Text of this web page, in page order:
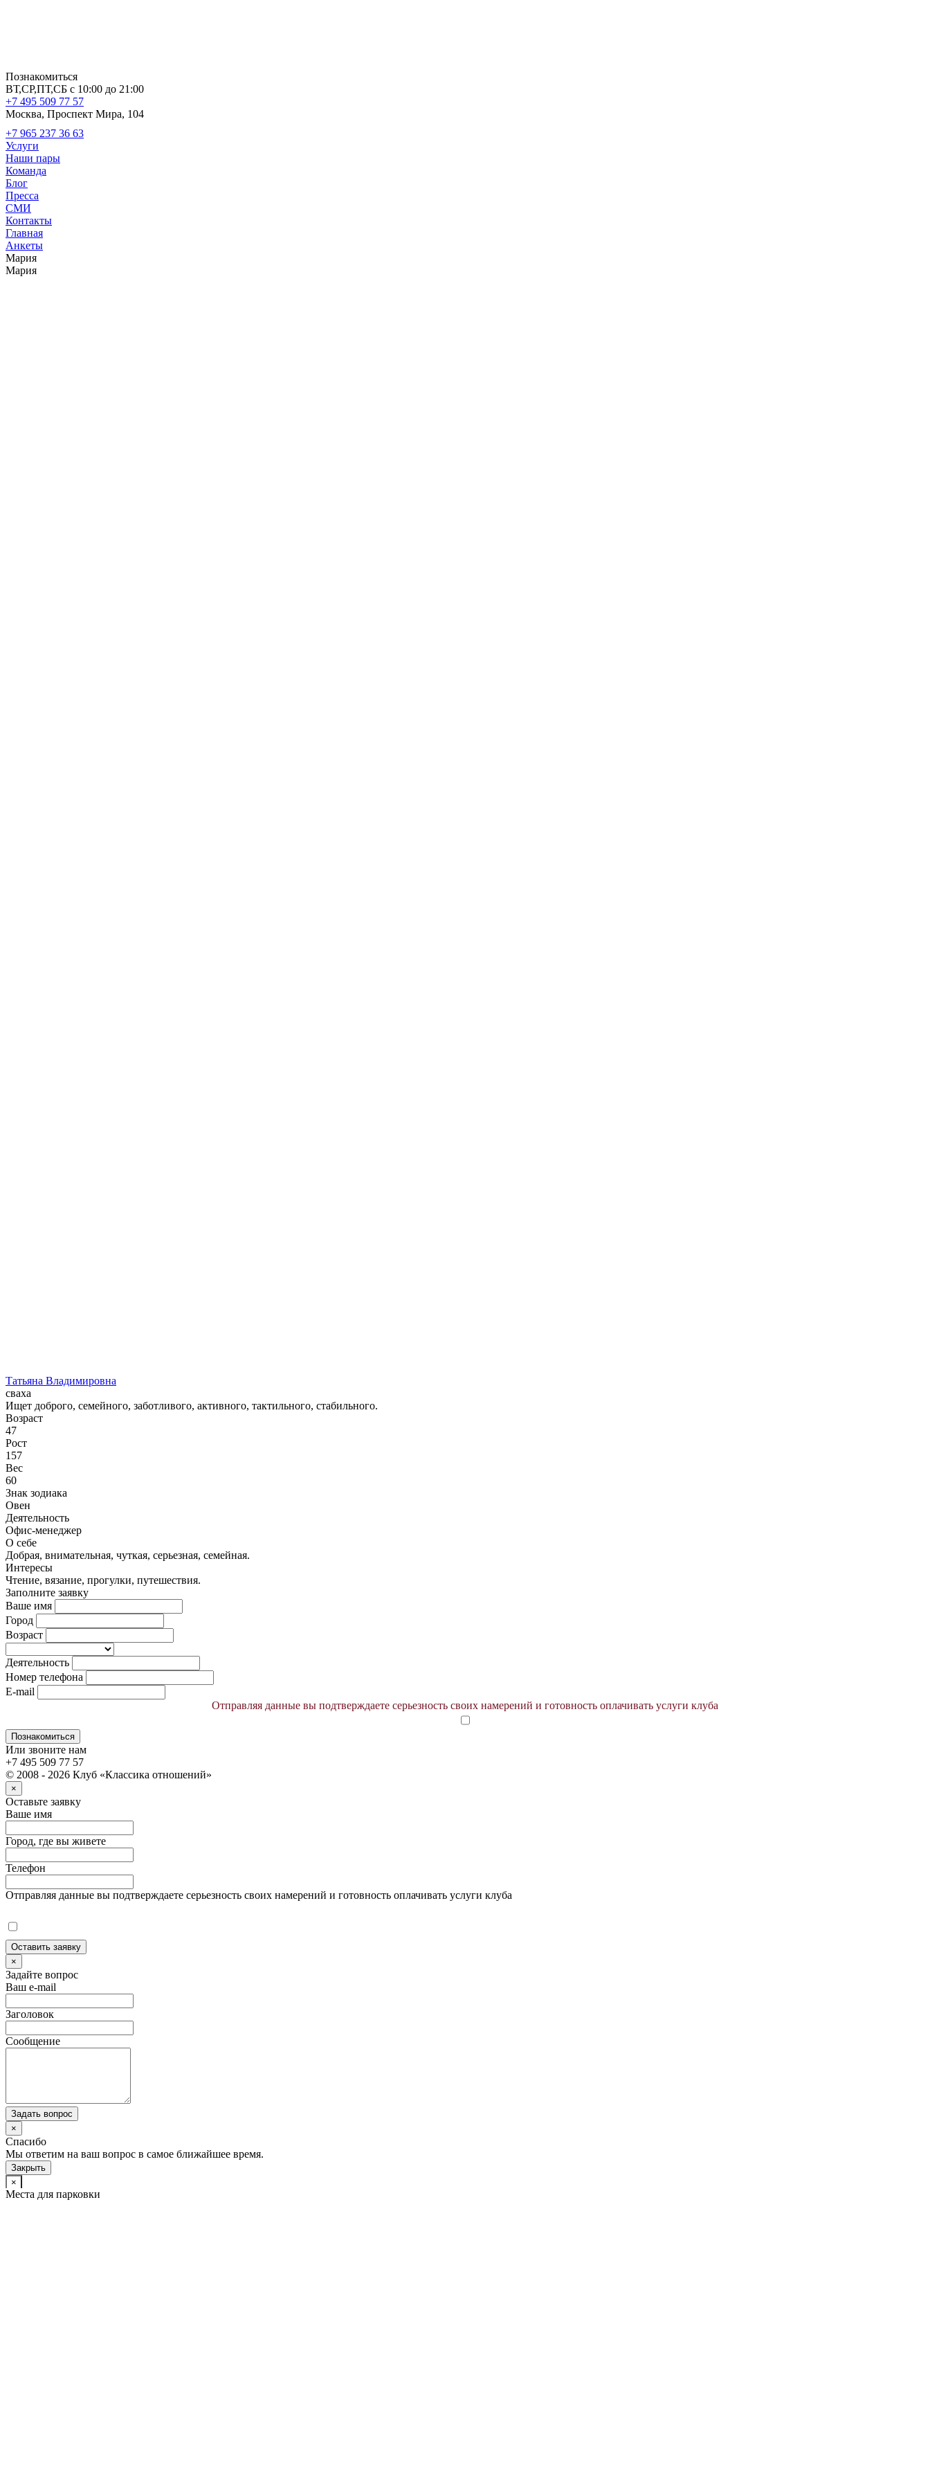
Познакомиться
ВТ,СР,ПТ,СБ с 10:00 до 21:00
+7 495 509 77 57
Москва, Проспект Мира, 104
+7 965 237 36 63
Услуги
Наши пары
Команда
Блог
Пресса
СМИ
Контакты
Главная
Анкеты
Мария
Мария
Татьяна Владимировна
сваха
Ищет доброго, семейного, заботливого, активного, тактильного, стабильного.
Возраст
47
Рост
157
Вес
60
Знак зодиака
Овен
Деятельность
Офис-менеджер
О себе
Добрая, внимательная, чуткая, серьезная, семейная.
Интересы
Чтение, вязание, прогулки, путешествия.
Заполните заявку
Ваше имя
Город
Возраст
Деятельность
Номер телефона
E-mail
Отправляя данные вы подтверждаете серьезность своих намерений и готовность оплачивать услуги клуба
Познакомиться
Или звоните нам
+7 495 509 77 57
© 2008 - 2026 Клуб «Классика отношений»
×
Оставьте заявку
Ваше имя
Город, где вы живете
Телефон
Отправляя данные вы подтверждаете серьезность своих намерений и готовность оплачивать услуги клуба
Оставить заявку
×
Задайте вопрос
Ваш e-mail
Заголовок
Сообщение
Задать вопрос
×
Спасибо
Мы ответим на ваш вопрос в самое ближайшее время.
Закрыть
×
Места для парковки